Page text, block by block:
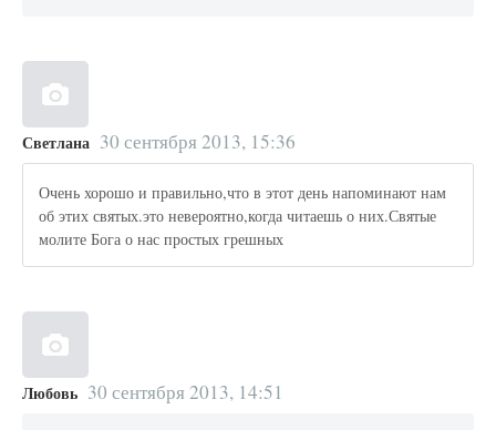
Светлана 30 сентября 2013, 15:36
Очень хорошо и правильно,что в этот день напоминают нам
об этих святых.это невероятно,когда читаешь о них.Святые
молите Бога о нас простых грешных
Любовь 30 сентября 2013, 14:51